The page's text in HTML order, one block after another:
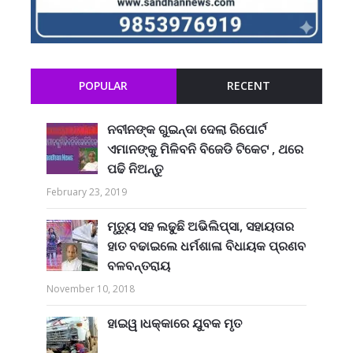
POPULAR RECENT
ନବୀନଙ୍କ ଗୁଇନ୍ଦା ଦେଲା ରିପୋର୍ଟ
ଏମାନଙ୍କୁ ମିଳିବନି ବିଜେଡି ଟିକେଟ , ଥରେ
ପଢି ନିଅନ୍ତୁ
February 23, 2019
ମୃତ୍ୟୁ ସହ ଲଢୁଛି ଅଭିଲିପ୍ସା, ସହାୟତାର
ହାତ ବଢାଇଲେ ଧର୍ମଶାଳା ବିଧାୟକ ପ୍ରଣବ
ବଳବନ୍ତରାୟ
November 10, 2018
ହାଇୱ।ଧକ୍କାରେ ଯୁବକ ମୃତ